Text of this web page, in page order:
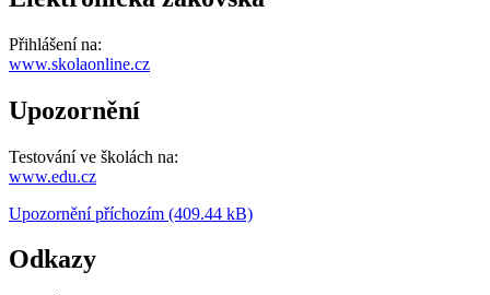
Přihlášení na:
www.skolaonline.cz
Upozornění
Testování ve školách na:
www.edu.cz
Upozornění příchozím (409.44 kB)
Odkazy